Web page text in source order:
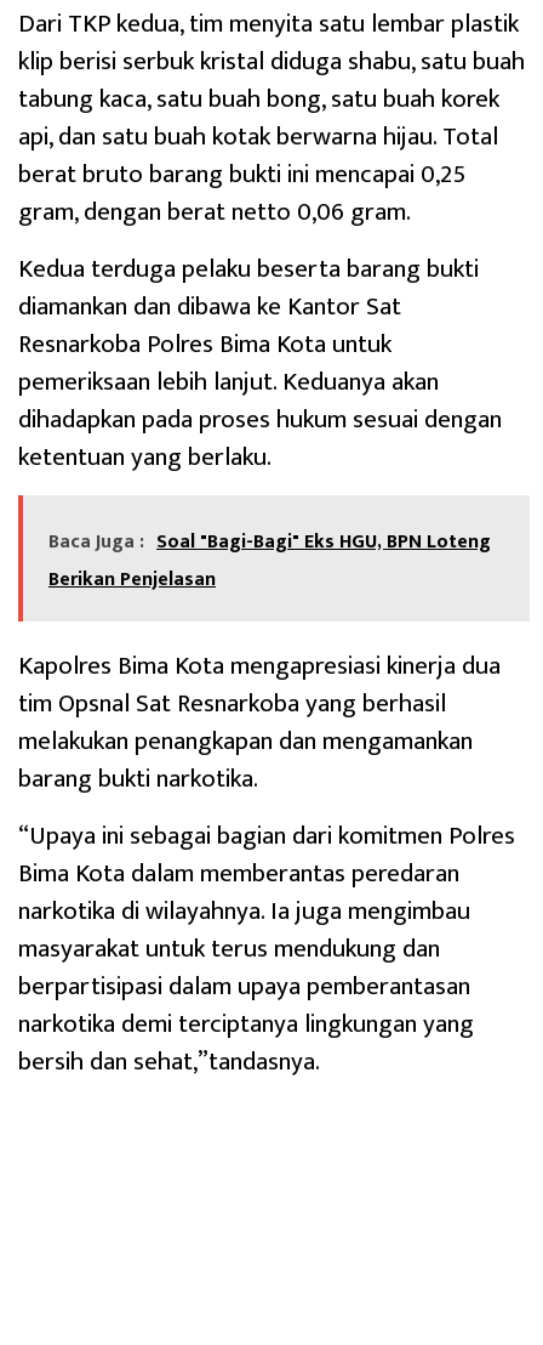
Dari TKP kedua, tim menyita satu lembar plastik
klip berisi serbuk kristal diduga shabu, satu buah
tabung kaca, satu buah bong, satu buah korek
api, dan satu buah kotak berwarna hijau. Total
berat bruto barang bukti ini mencapai 0,25
gram, dengan berat netto 0,06 gram.
Kedua terduga pelaku beserta barang bukti
diamankan dan dibawa ke Kantor Sat
Resnarkoba Polres Bima Kota untuk
pemeriksaan lebih lanjut. Keduanya akan
dihadapkan pada proses hukum sesuai dengan
ketentuan yang berlaku.
Baca Juga : Soal "Bagi-Bagi" Eks HGU, BPN Loteng
Berikan Penjelasan
Kapolres Bima Kota mengapresiasi kinerja dua
tim Opsnal Sat Resnarkoba yang berhasil
melakukan penangkapan dan mengamankan
barang bukti narkotika.
“Upaya ini sebagai bagian dari komitmen Polres
Bima Kota dalam memberantas peredaran
narkotika di wilayahnya. Ia juga mengimbau
masyarakat untuk terus mendukung dan
berpartisipasi dalam upaya pemberantasan
narkotika demi terciptanya lingkungan yang
bersih dan sehat,”tandasnya.